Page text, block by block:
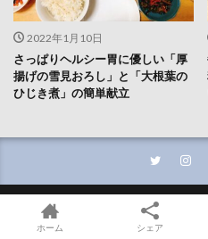
2022年1月10日
さっぱりヘルシー胃に優しい「厚
揚げの雪見おろし」と「大根葉の
ひじき煮」の簡単献立
© Copyright 2026
ホーム シェア